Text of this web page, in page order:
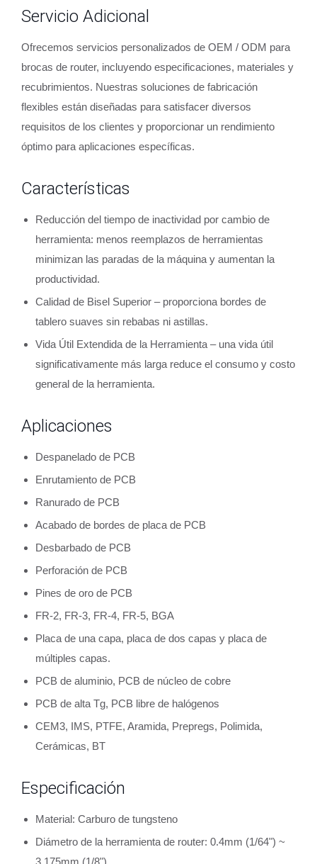
Servicio Adicional
Ofrecemos servicios personalizados de OEM / ODM para
brocas de router, incluyendo especificaciones, materiales y
recubrimientos. Nuestras soluciones de fabricación
flexibles están diseñadas para satisfacer diversos
requisitos de los clientes y proporcionar un rendimiento
óptimo para aplicaciones específicas.
Características
Reducción del tiempo de inactividad por cambio de
herramienta: menos reemplazos de herramientas
minimizan las paradas de la máquina y aumentan la
productividad.
Calidad de Bisel Superior – proporciona bordes de
tablero suaves sin rebabas ni astillas.
Vida Útil Extendida de la Herramienta – una vida útil
significativamente más larga reduce el consumo y costo
general de la herramienta.
Aplicaciones
Despanelado de PCB
Enrutamiento de PCB
Ranurado de PCB
Acabado de bordes de placa de PCB
Desbarbado de PCB
Perforación de PCB
Pines de oro de PCB
FR-2, FR-3, FR-4, FR-5, BGA
Placa de una capa, placa de dos capas y placa de
múltiples capas.
PCB de aluminio, PCB de núcleo de cobre
PCB de alta Tg, PCB libre de halógenos
CEM3, IMS, PTFE, Aramida, Prepregs, Polimida,
Cerámicas, BT
Especificación
Material: Carburo de tungsteno
Diámetro de la herramienta de router: 0.4mm (1/64") ~
3.175mm (1/8")